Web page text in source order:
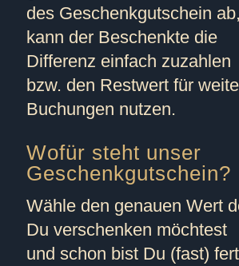
des Geschenkgutschein ab,
kann der Beschenkte die
Differenz einfach zuzahlen
bzw. den Restwert für
Buchungen nutzen.
Wofür steht unser
Geschenkgutschein?
Wähle den genauen Wert
Du verschenken möchtest
und schon bist Du (fast)